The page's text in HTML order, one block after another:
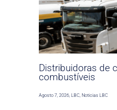
Distribuidoras de
combustíveis
Agosto 7, 2026,LBC,Noticias LBC